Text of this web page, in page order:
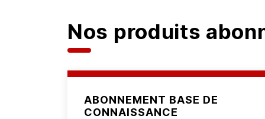
Nos produits
ABONNEMENT BASE DE
CONNAISSANCE